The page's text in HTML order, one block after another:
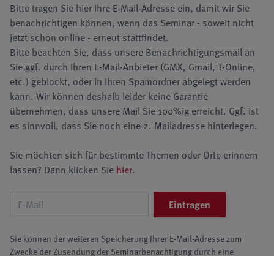
Bitte tragen Sie hier Ihre E-Mail-Adresse ein, damit wir Sie
benachrichtigen können, wenn das Seminar - soweit nicht
jetzt schon online - erneut stattfindet.
Bitte beachten Sie, dass unsere Benachrichtigungsmail an
Sie ggf. durch Ihren E-Mail-Anbieter (GMX, Gmail, T-Online,
etc.) geblockt, oder in Ihren Spamordner abgelegt werden
kann. Wir können deshalb leider keine Garantie
übernehmen, dass unsere Mail Sie 100%ig erreicht. Ggf. ist
es sinnvoll, dass Sie noch eine 2. Mailadresse hinterlegen.
Sie möchten sich für bestimmte Themen oder Orte erinnern
lassen? Dann klicken Sie hier.
Sie können der weiteren Speicherung Ihrer E-Mail-Adresse zum
Zwecke der Zusendung der Seminarbenachtigung durch eine